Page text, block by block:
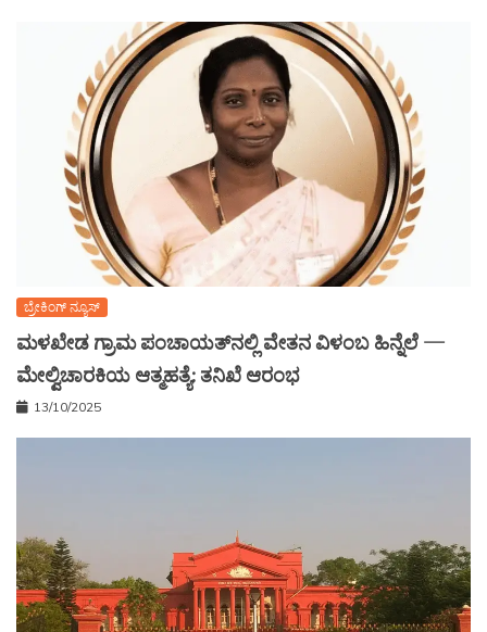
ಬ್ರೇಕಿಂಗ್ ನ್ಯೂಸ್
ಮಳಖೇಡ ಗ್ರಾಮ ಪಂಚಾಯತ್‌ನಲ್ಲಿ ವೇತನ ವಿಳಂಬ ಹಿನ್ನೆಲೆ —
ಮೇಲ್ವಿಚಾರಕಿಯ ಆತ್ಮಹತ್ಯೆ: ತನಿಖೆ ಆರಂಭ
13/10/2025